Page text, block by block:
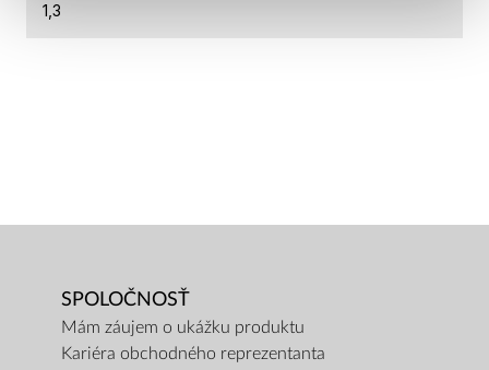
1,3
SPOLOČNOSŤ
Mám záujem o ukážku produktu
Kariéra obchodného reprezentanta